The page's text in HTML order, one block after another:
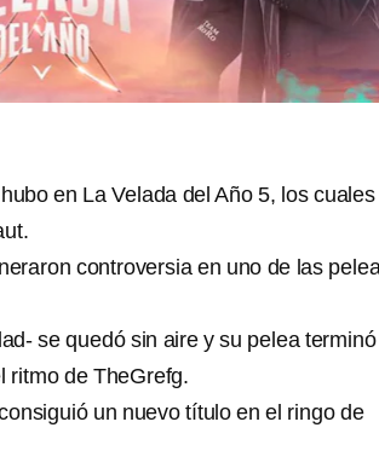
en La Velada del Año 5, los cuales
controversia en uno de las
se quedó sin aire y su pelea
ritmo de TheGrefg.
un nuevo título en el ringo de